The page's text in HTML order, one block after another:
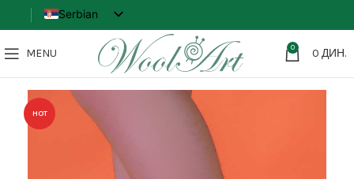
Serbian
MENU
0 0 ДИН.
HOT